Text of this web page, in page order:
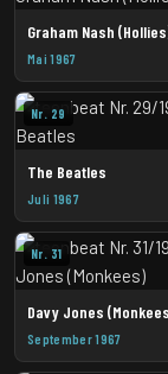
Graham Nash
Mai 1967
Nr. 29
The Beatles
Juli 1967
Nr. 31
Davy Jones
September 1967